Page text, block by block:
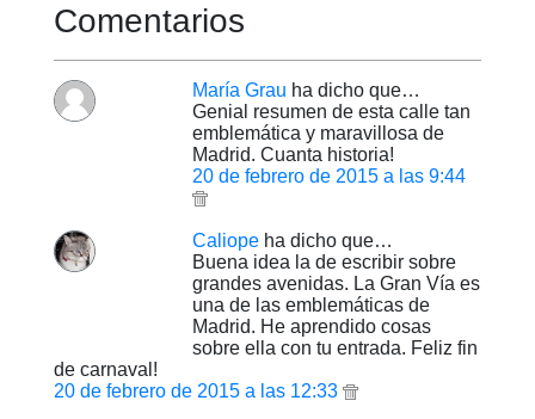
Comentarios
María Grau ha dicho que…
Genial resumen de esta calle tan
emblemática y maravillosa de
Madrid. Cuanta historia!
20 de febrero de 2015 a las 9:44
Caliope ha dicho que…
Buena idea la de escribir sobre
grandes avenidas. La Gran Vía es
una de las emblemáticas de
Madrid. He aprendido cosas
sobre ella con tu entrada. Feliz fin
de carnaval!
20 de febrero de 2015 a las 12:33